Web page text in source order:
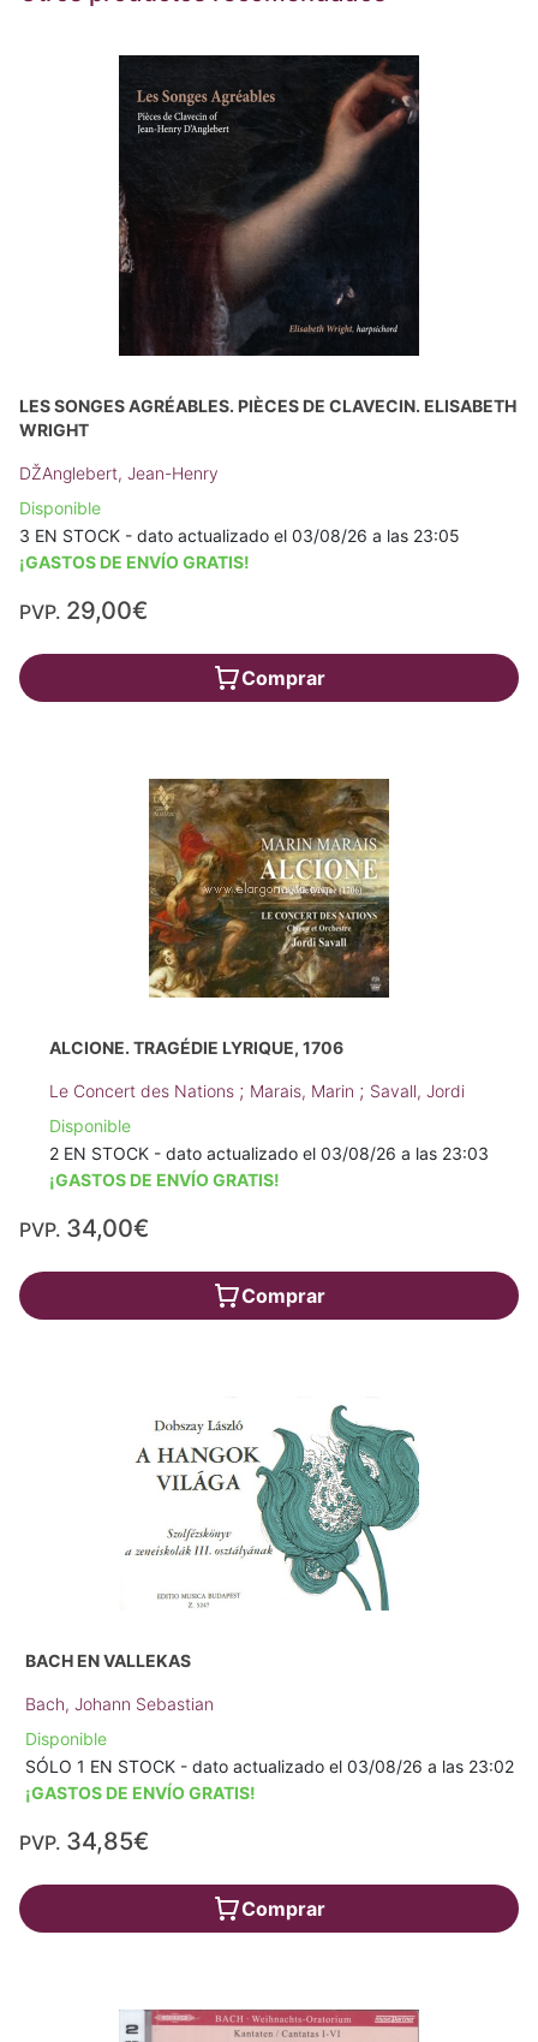
LES SONGES AGRÉABLES. PIÈCES DE CLAVECIN. ELISABETH
WRIGHT
DŽAnglebert, Jean-Henry
Disponible
3 EN STOCK - dato actualizado el 03/08/26 a las 23:05
¡GASTOS DE ENVÍO GRATIS!
PVP. 29,00€
Comprar
ALCIONE. TRAGÉDIE LYRIQUE, 1706
Le Concert des Nations ; Marais, Marin ; Savall, Jordi
Disponible
2 EN STOCK - dato actualizado el 03/08/26 a las 23:03
¡GASTOS DE ENVÍO GRATIS!
PVP. 34,00€
Comprar
BACH EN VALLEKAS
Bach, Johann Sebastian
Disponible
SÓLO 1 EN STOCK - dato actualizado el 03/08/26 a las 23:02
¡GASTOS DE ENVÍO GRATIS!
PVP. 34,85€
Comprar